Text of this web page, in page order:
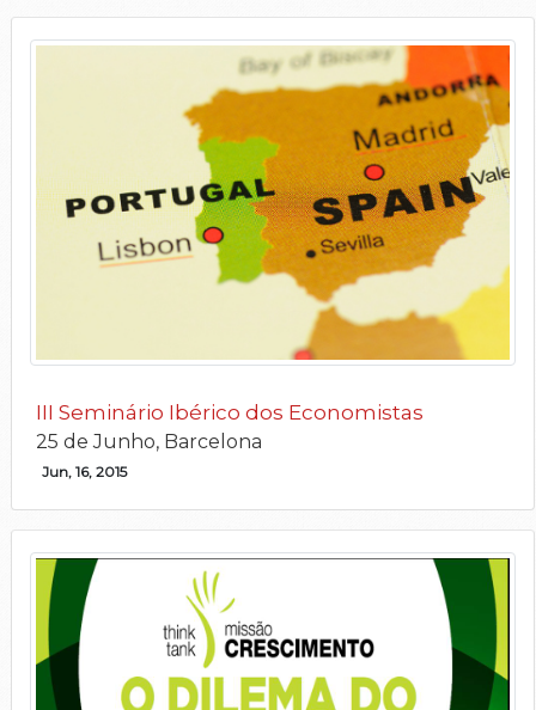
III Seminário Ibérico dos Economistas
25 de Junho, Barcelona
Jun, 16, 2015